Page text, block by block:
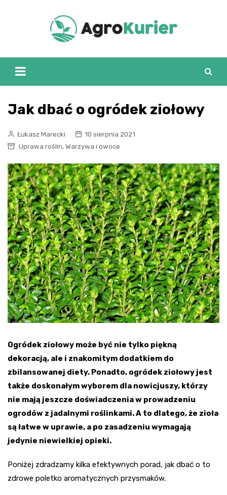
Jak dbać o ogródek ziołowy
Łukasz Marecki
10 sierpnia 2021
Uprawa roślin, Warzywa i owoce
Ogródek ziołowy może być nie tylko piękną
dekoracją, ale i znakomitym dodatkiem do
zbilansowanej diety. Ponadto, ogródek ziołowy jest
także doskonałym wyborem dla nowicjuszy, którzy
nie mają jeszcze doświadczenia w prowadzeniu
ogrodów z jadalnymi roślinkami. A to dlatego, że zioła
są łatwe w uprawie, a po zasadzeniu wymagają
jedynie niewielkiej opieki.
Poniżej zdradzamy kilka efektywnych porad, jak dbać o to
zdrowe poletko aromatycznych przysmaków.